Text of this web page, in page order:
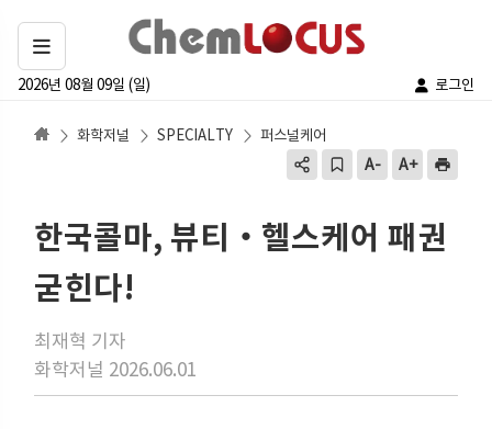
2026년 08월 09일 (일) 로그인
화학저널 SPECIALTY 퍼스널케어
한국콜마, 뷰티‧헬스케어 패권
굳힌다!
최재혁 기자
화학저널 2026.06.01